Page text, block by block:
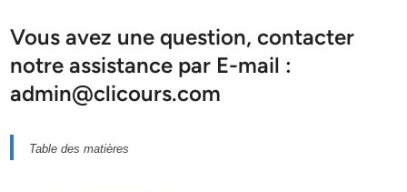
Vous avez une question, contacter
notre assistance par E-mail :
admin@clicours.com
Table des matières